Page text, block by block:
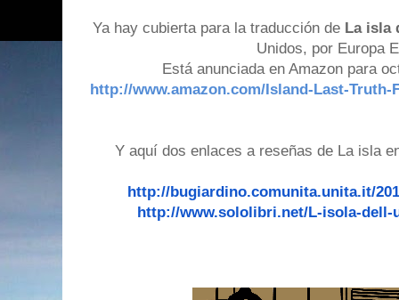
Ya hay cubierta para la traducción de La isla
Unidos, por Europa
Está anunciada en Amazon para
http://www.amazon.com/Island-Last-Truth-
Y aquí dos enlaces a reseñas de La isla
http://bugiardino.comunita.unita.it/
http://www.sololibri.net/L-isola-dell-